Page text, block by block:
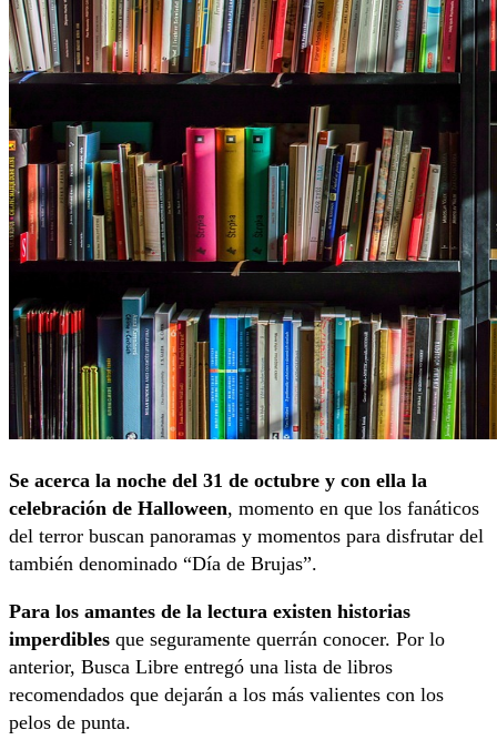
Se acerca la noche del 31 de octubre y con ella la
celebración de Halloween, momento en que los fanáticos
del terror buscan panoramas y momentos para disfrutar del
también denominado “Día de Brujas”.
Para los amantes de la lectura existen historias
imperdibles que seguramente querrán conocer. Por lo
anterior, Busca Libre entregó una lista de libros
recomendados que dejarán a los más valientes con los
pelos de punta.